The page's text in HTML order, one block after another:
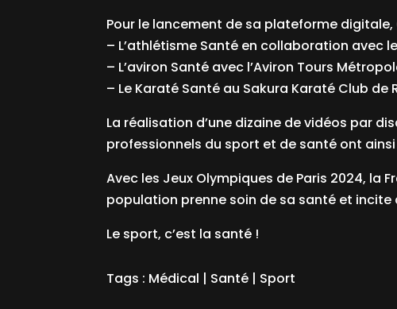
Pour le lancement de sa plateforme
– L’athlétisme Santé en collaboration avec
– L’aviron Santé avec l’Aviron Tours
– Le Karaté Santé au Sakura Karaté Club de
La réalisation d’une dizaine de vidéos par
professionnels du sport et de santé ont
Avec les Jeux Olympiques de Paris 2024, la
population prenne soin de sa santé et
Le sport, c’est la santé !
Tags : Médical | Santé | Sport